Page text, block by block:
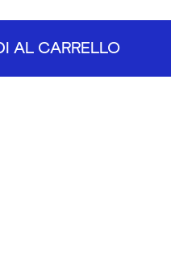
AL CARRELLO